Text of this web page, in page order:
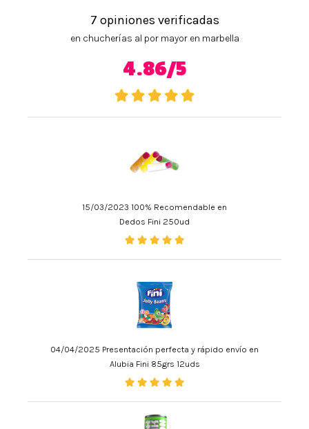
7 opiniones verificadas
en chucherías al por mayor en marbella
4.86/5
15/03/2023 100% Recomendable en
Dedos Fini 250ud
04/04/2025 Presentación perfecta y rápido envío en
Alubia Fini 85grs 12uds